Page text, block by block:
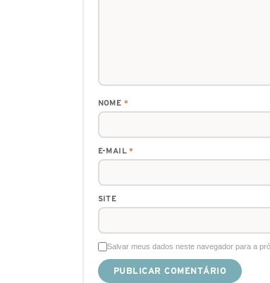
NOME *
E-MAIL*
SITE
Salvar meus dados neste navegador para a